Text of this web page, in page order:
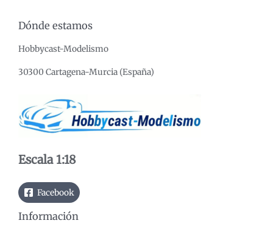
Dónde estamos
Hobbycast-Modelismo
30300 Cartagena-Murcia (España)
Escala 1:18
Facebook
Información